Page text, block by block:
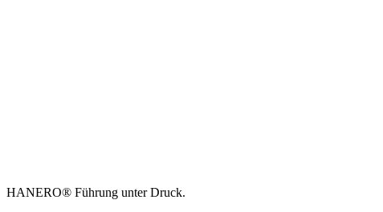
HANERO® Führung unter Druck.